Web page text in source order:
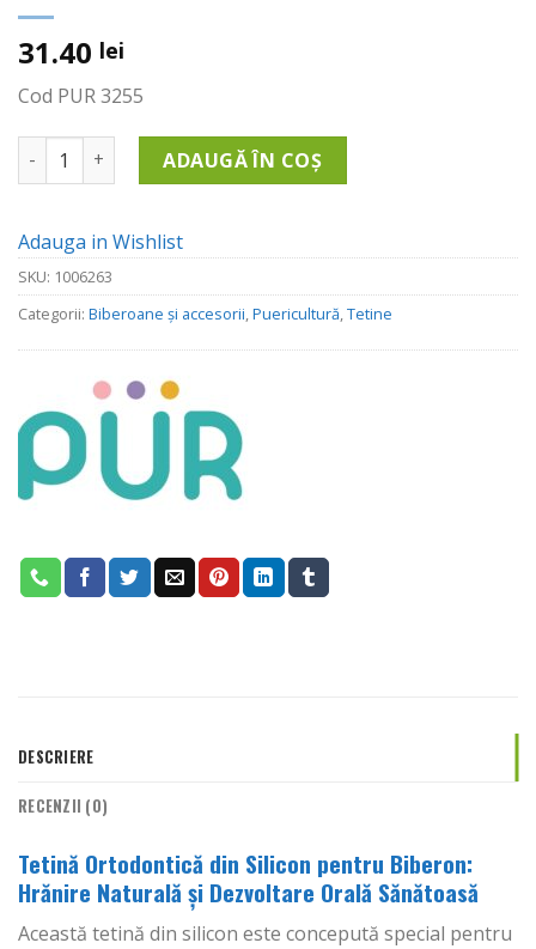
31.40 lei
Cod PUR 3255
Cantitate Set Tetine Silicon Pentru Biberon Cu Gura Larga
ADAUGĂ ÎN COȘ
Adauga in Wishlist
SKU: 1006263
Categorii: Biberoane și accesorii,Puericultură,Tetine
DESCRIERE
RECENZII (0)
Tetină Ortodontică din Silicon pentru Biberon:
Hrănire Naturală și Dezvoltare Orală Sănătoasă
Această tetină din silicon este concepută special pentru